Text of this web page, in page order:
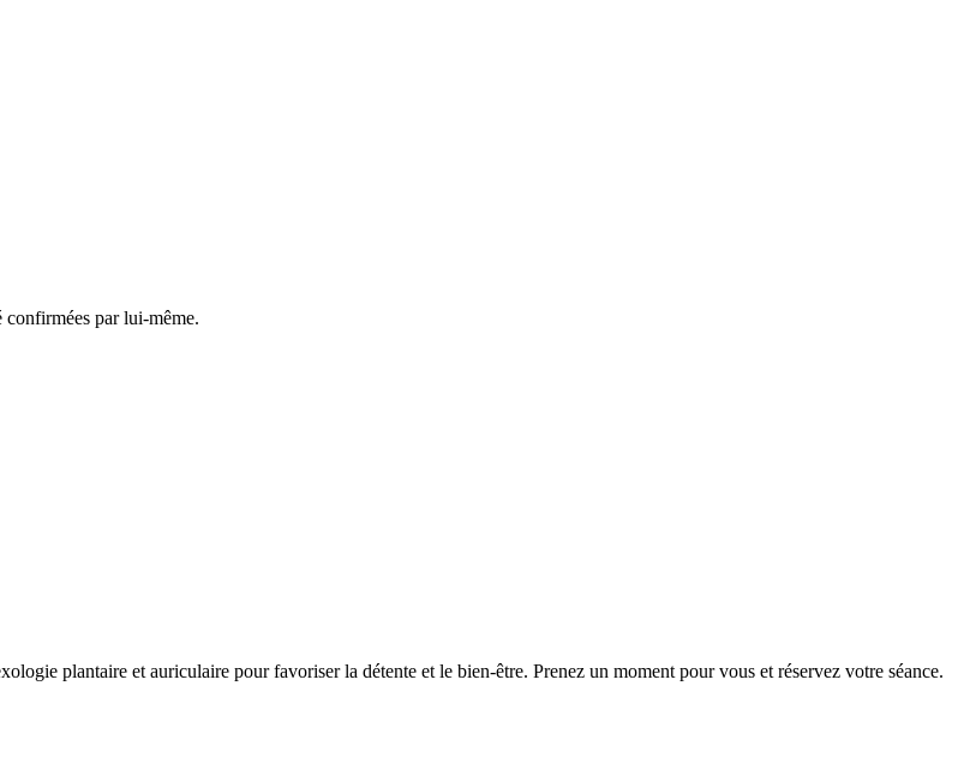
par lui-même.
plantaire et auriculaire pour favoriser la détente et le bien-être. Prenez un moment pour vous et réservez votre séance.